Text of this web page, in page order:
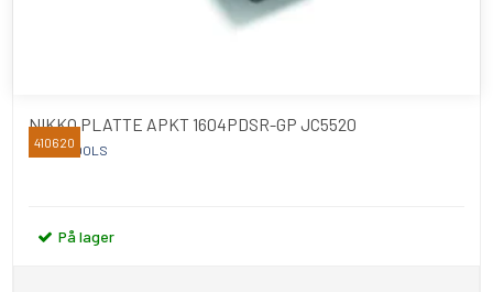
NIKKO PLATTE APKT 1604PDSR-GP JC5520
NIKKO TOOLS
410620
På lager